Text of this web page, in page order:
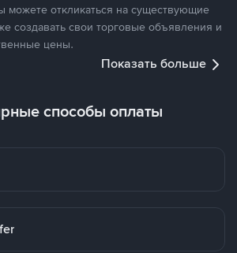
откликаться на существующие
создавать свои торговые объявления и
цены.
Показать больше
способы оплаты